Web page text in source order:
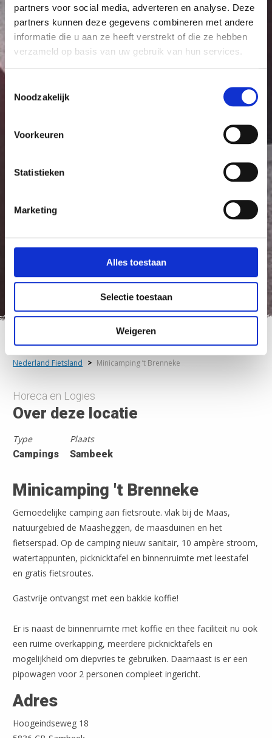
partners voor social media, adverteren en analyse. Deze
partners kunnen deze gegevens combineren met andere
informatie die u aan ze heeft verstrekt of die ze hebben
verzameld op basis van uw gebruik van hun services.
Noodzakelijk
Voorkeuren
Statistieken
Marketing
Alles toestaan
Selectie toestaan
Weigeren
Nederland Fietsland > Minicamping ’t Brenneke
Horeca en Logies
Over deze locatie
Type
Campings
Plaats
Sambeek
Minicamping 't Brenneke
Gemoedelijke camping aan fietsroute. vlak bij de Maas,
natuurgebied de Maasheggen, de maasduinen en het
fietserspad. Op de camping nieuw sanitair, 10 ampère stroom,
watertappunten, picknicktafel en binnenruimte met leestafel
en gratis fietsroutes.
Gastvrije ontvangst met een bakkie koffie!
Er is naast de binnenruimte met koffie en thee faciliteit nu ook
een ruime overkapping, meerdere picknicktafels en
mogelijkheid om diepvries te gebruiken. Daarnaast is er een
pipowagen voor 2 personen compleet ingericht.
Adres
Hoogeindseweg 18